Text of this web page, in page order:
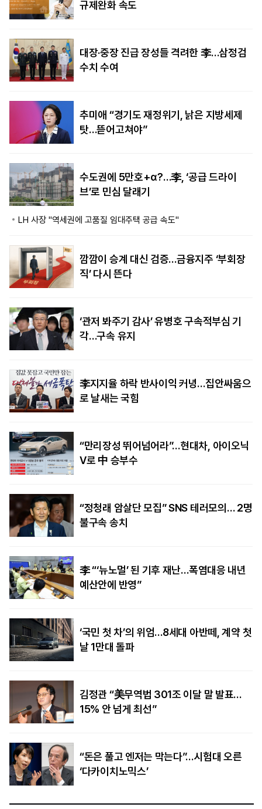
규제완화 속도
대장·중장 진급 장성들 격려한 李…삼정검
수치 수여
추미애 “경기도 재정위기, 낡은 지방세제
탓…뜯어고쳐야”
수도권에 5만호+α?…李, ‘공급 드라이
브’로 민심 달래기
LH 사장 "역세권에 고품질 임대주택 공급 속도"
깜깜이 승계 대신 검증…금융지주 ‘부회장
직’ 다시 뜬다
‘관저 봐주기 감사’ 유병호 구속적부심 기
각…구속 유지
李지지율 하락 반사이익 커녕…집안싸움으
로 날새는 국힘
“만리장성 뛰어넘어라”…현대차, 아이오닉
V로 中 승부수
“정청래 암살단 모집” SNS 테러모의… 2명
불구속 송치
李 “‘뉴노멀’ 된 기후 재난…폭염대응 내년
예산안에 반영”
‘국민 첫 차’의 위엄…8세대 아반떼, 계약 첫
날 1만대 돌파
김정관 “美무역법 301조 이달 말 발표…
15% 안 넘게 최선”
“돈은 풀고 엔저는 막는다”…시험대 오른
‘다카이치노믹스’